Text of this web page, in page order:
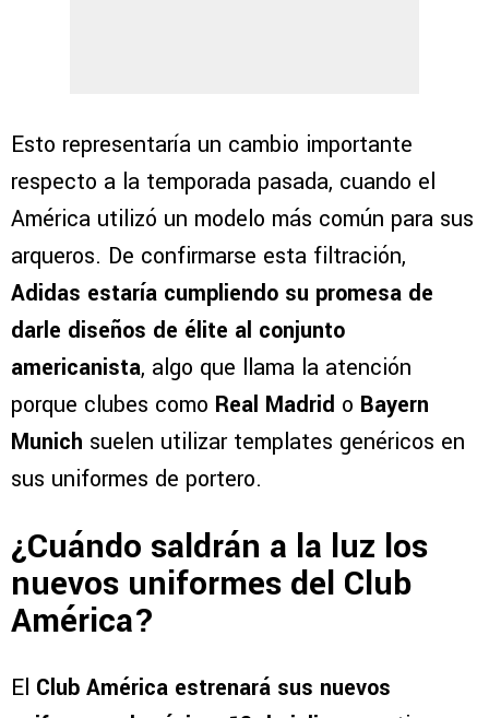
Esto representaría un cambio importante
respecto a la temporada pasada, cuando el
América utilizó un modelo más común para sus
arqueros. De confirmarse esta filtración,
Adidas estaría cumpliendo su promesa de
darle diseños de élite al conjunto
americanista, algo que llama la atención
porque clubes como Real Madrid o Bayern
Munich suelen utilizar templates genéricos en
sus uniformes de portero.
¿Cuándo saldrán a la luz los
nuevos uniformes del Club
América?
El Club América estrenará sus nuevos